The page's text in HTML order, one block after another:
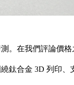
在我們評論價
鈦合金 3D 列印